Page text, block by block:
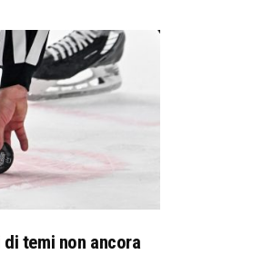
temi non ancora